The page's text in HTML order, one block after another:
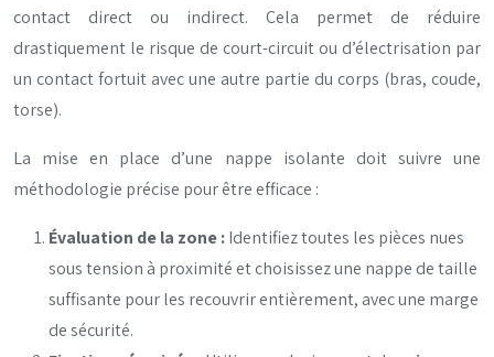
contact direct ou indirect. Cela permet de réduire
drastiquement le risque de court-circuit ou d’électrisation par
un contact fortuit avec une autre partie du corps (bras, coude,
torse).
La mise en place d’une nappe isolante doit suivre une
méthodologie précise pour être efficace :
Évaluation de la zone :Identifiez toutes les pièces nues
sous tension à proximité et choisissez une nappe de taille
suffisante pour les recouvrir entièrement, avec une marge
de sécurité.